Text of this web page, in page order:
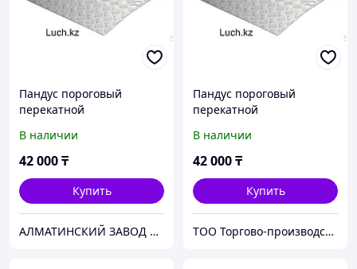
Пандус пороговый
перекатной
В наличии
42 000₸
Купить
АЛМАТИНСКИЙ ЗАВОД ПОДЪЕМНОГО ОБОРУДОВАНИЯ
Пандус пороговый
перекатной
В наличии
42 000₸
Купить
ТОО Торгово-производственная компания "ЛУЧ"